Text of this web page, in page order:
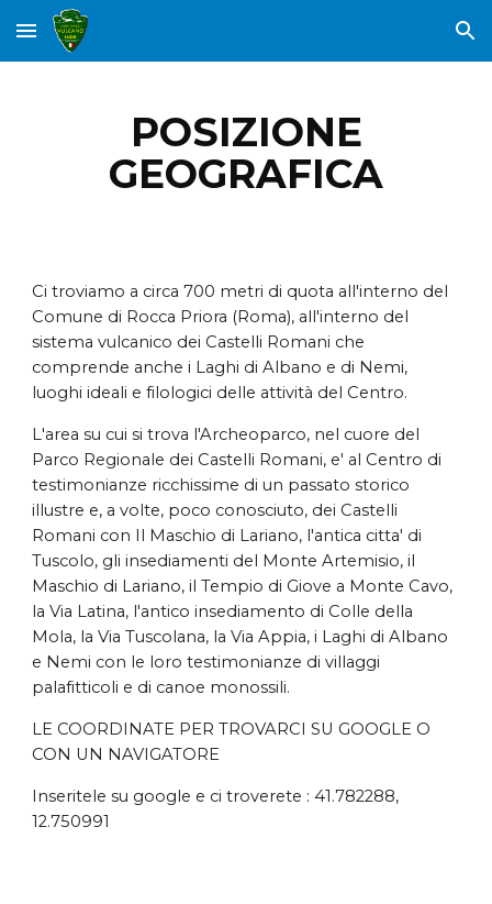
Skip to main content Skip to navigation
POSIZIONE
GEOGRAFICA
Ci troviamo a circa 700 metri di quota all'interno del
Comune di Rocca Priora (Roma), all'interno del
sistema vulcanico dei Castelli Romani che
comprende anche i Laghi di Albano e di Nemi,
luoghi ideali e filologici delle attività del Centro.
L'area su cui si trova l'Archeoparco, nel cuore del
Parco Regionale dei Castelli Romani, e' al Centro di
testimonianze ricchissime di un passato storico
illustre e, a volte, poco conosciuto, dei Castelli
Romani con Il Maschio di Lariano, l'antica citta' di
Tuscolo, gli insediamenti del Monte Artemisio, il
Maschio di Lariano, il Tempio di Giove a Monte Cavo,
la Via Latina, l'antico insediamento di Colle della
Mola, la Via Tuscolana, la Via Appia, i Laghi di Albano
e Nemi con le loro testimonianze di villaggi
palafitticoli e di canoe monossili.
LE COORDINATE PER TROVARCI SU GOOGLE O
CON UN NAVIGATORE
Inseritele su google e ci troverete : 41.782288,
12.750991